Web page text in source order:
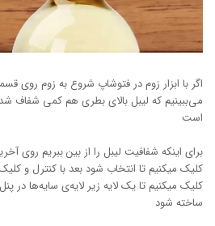
اگر با ابزار زوم در فتوشاپ شروع به زوم
می‌ببینیم که لیبل بالای بطری هم کمی شفاف
است
برای اینکه شفافیت لیبل را از بین ببریم روی
کلیک میکنیم تا یک لایه زیر لایه‌‌ی سایه‌ها در
ساخته شود